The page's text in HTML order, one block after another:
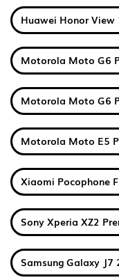
Huawei Honor View
Motorola Moto G6
Motorola Moto G6
Motorola Moto E5
Xiaomi Pocophone
Sony Xperia XZ2
Samsung Galaxy J7